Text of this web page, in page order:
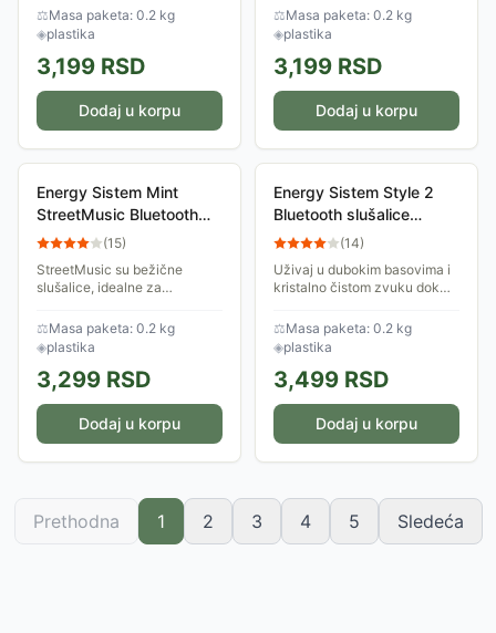
nošenje, što ih čini idealnim
pratiocem za trening, šetnju
ili...
⚖Masa paketa: 0.2 kg
◈plastika
3,199 RSD
Dodaj u korpu
pokretu ili da vodiš telefonske
pozive. Imaju ugrađen
mikrofon...
⚖Masa paketa: 0.2 kg
◈plastika
3,199 RSD
Dodaj u korpu
Energy Sistem Mint
StreetMusic Bluetooth
slušalice M45921
(15)
StreetMusic su bežične
slušalice, idealne za
da slušaš muziku, podcaste ili
razgovaraš telefonom.
Zahvaljujući Bluetooth...
⚖Masa paketa: 0.2 kg
◈plastika
3,299 RSD
Dodaj u korpu
Energy Sistem Style 2
Bluetooth slušalice
ljubičaste M45296
(14)
Uživaj u dubokim basovima i
kristalno čistom zvuku dok
Odlikuju se modernim
dizajnom i vrhunskim
zvukom. Ove slušalice...
⚖Masa paketa: 0.2 kg
◈plastika
3,499 RSD
Dodaj u korpu
Prethodna 1 2 3 4 5 Sledeća